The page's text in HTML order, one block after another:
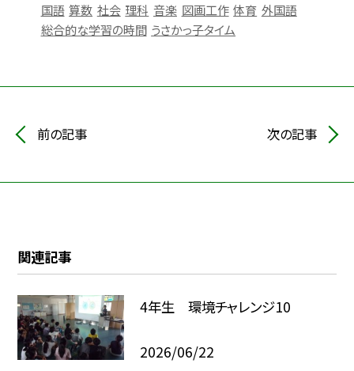
国語 算数 社会 理科 音楽 図画工作 体育 外国語
総合的な学習の時間 うさかっ子タイム
前の記事 次の記事
関連記事
4年生 環境チャレンジ10
2026/06/22